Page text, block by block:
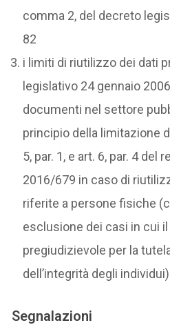
comma 2, del decreto
82
i limiti di riutilizzo dei dati
legislativo 24 gennaio
documenti nel settore
principio della limitazione
5, par. 1, e art. 6, par. 4 del
2016/679 in caso di
riferite a persone fisiche
esclusione dei casi in cui
pregiudizievole per la
dell’integrità degli individui)
Segnalazioni